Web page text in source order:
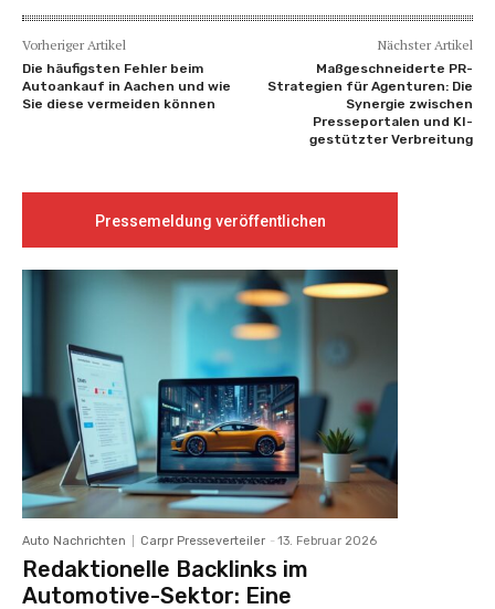
Vorheriger Artikel
Die häufigsten Fehler beim
Autoankauf in Aachen und wie
Sie diese vermeiden können
Nächster Artikel
Maßgeschneiderte PR-
Strategien für Agenturen: Die
Synergie zwischen
Presseportalen und KI-
gestützter Verbreitung
Pressemeldung veröffentlichen
Auto Nachrichten Carpr Presseverteiler - 13. Februar 2026
Redaktionelle Backlinks im
Automotive-Sektor: Eine